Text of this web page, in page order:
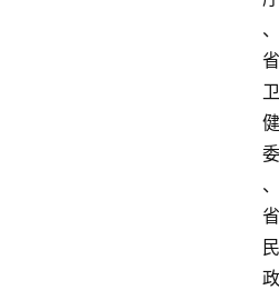
、
省
卫
健
委
、
省
民
政